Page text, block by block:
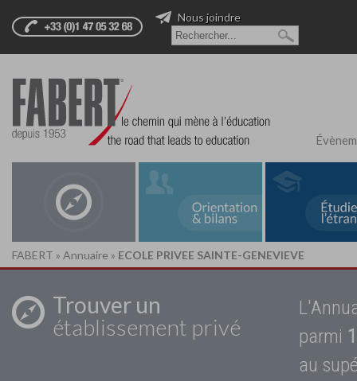
Nous joindre
FABERT » Annuaire » ECOLE PRIVEE SAINTE-GENEVIEVE
Trouver un
établissement privé
parmi
au